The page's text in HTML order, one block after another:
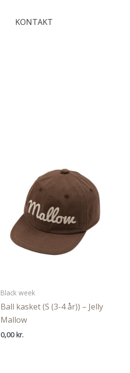
KONTAKT
Black week
Ball kasket (S (3-4 år)) – Jelly
Mallow
0,00kr.